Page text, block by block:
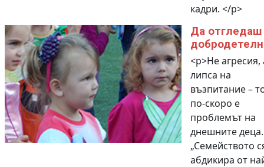
кадри. </p>
Да отгледаш
<p>Не агресия,
липса на
възпитание –
по-скоро е
проблемът на
днешните деца.
„Семейството
абдикира от